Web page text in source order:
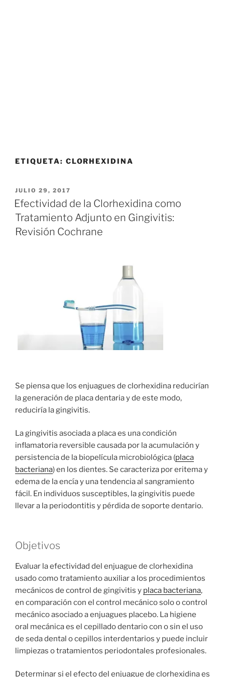
ETIQUETA: CLORHEXIDINA
POSTED
ON
JULIO 29, 2017
Efectividad de la Clorhexidina como
Tratamiento Adjunto en Gingivitis:
Revisión Cochrane
Se piensa que los enjuagues de clorhexidina reducirían
la generación de placa dentaria y de este modo,
reduciría la gingivitis.
La gingivitis asociada a placa es una condición
inflamatoria reversible causada por la acumulación y
persistencia de la biopelícula microbiológica (placa
bacteriana) en los dientes. Se caracteriza por eritema y
edema de la encía y una tendencia al sangramiento
fácil. En individuos susceptibles, la gingivitis puede
llevar a la periodontitis y pérdida de soporte dentario.
Objetivos
Evaluar la efectividad del enjuague de clorhexidina
usado como tratamiento auxiliar a los procedimientos
mecánicos de control de gingivitis y placa bacteriana,
en comparación con el control mecánico solo o control
mecánico asociado a enjuagues placebo. La higiene
oral mecánica es el cepillado dentario con o sin el uso
de seda dental o cepillos interdentarios y puede incluir
limpiezas o tratamientos periodontales profesionales.
Determinar si el efecto del enjuague de clorhexidina es